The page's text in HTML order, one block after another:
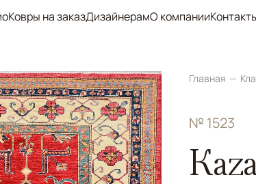
Ковры на заказДизайнерамО компании
Главная
№ 1523